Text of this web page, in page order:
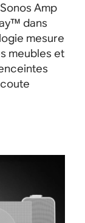
Amp
dans
mesure
meubles et